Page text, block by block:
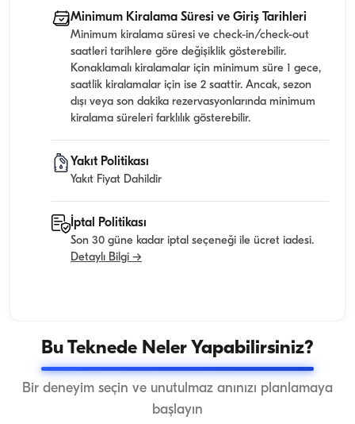
Minimum Kiralama Süresi ve Giriş Tarihleri
Minimum kiralama süresi ve check-in/check-out
saatleri tarihlere göre değişiklik gösterebilir.
Konaklamalı kiralamalar için minimum süre 1 gece,
saatlik kiralamalar için ise 2 saattir. Ancak, sezon
dışı veya son dakika rezervasyonlarında minimum
kiralama süreleri farklılık gösterebilir.
Yakıt Politikası
Yakıt Fiyat Dahildir
İptal Politikası
Son 30 güne kadar iptal seçeneği ile ücret iadesi.
Detaylı Bilgi →
Bu Teknede Neler Yapabilirsiniz?
Bir deneyim seçin ve unutulmaz anınızı planlamaya
başlayın